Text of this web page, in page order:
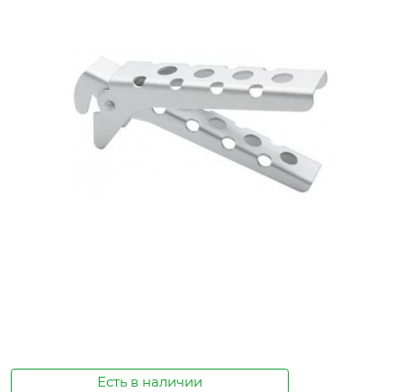
Есть в наличии